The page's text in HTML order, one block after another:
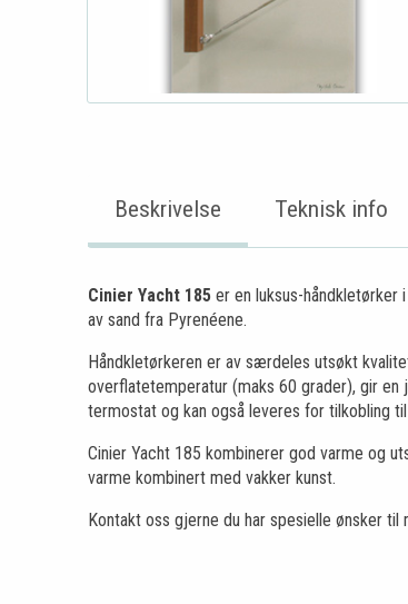
Beskrivelse Teknisk info
Cinier Yacht 185er en luksus-håndkletørker
av sand fra Pyrenéene.
Håndkletørkeren er av særdeles utsøkt
overflatetemperatur (maks 60 grader), gir
termostat og kan også leveres for tilkobling
Cinier Yacht 185 kombinerer god varme og
varme kombinert med vakker kunst.
Kontakt oss gjerne du har spesielle ønsker